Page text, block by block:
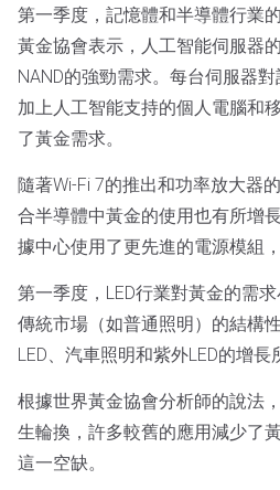
第一季度，記憶體和半導體行業
黃金協會表示，人工智能伺服器
NAND的強勁需求。每台伺服器
加上人工智能支持的個人電腦和
了黃金需求。
隨著Wi-Fi 7的推出和功率放大器
合半導體中黃金的使用也有所增
據中心使用了更先進的電源模組
第一季度，LED行業對黃金的需
傳統市場（如普通照明）的結構
LED、汽車照明和紫外LED的增長
根據世界黃金協會分析師的說法
生輪換，許多較舊的應用減少了
這一空缺。